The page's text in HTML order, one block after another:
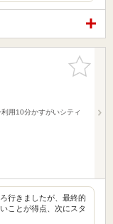
お気に入
りに追加
用10分かすがいシティ
行きましたが、最終的
ことが得点、次にスタ